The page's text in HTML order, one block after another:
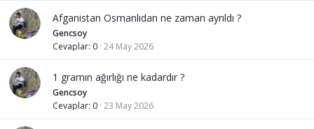
Afganistan Osmanlıdan ne zaman ayrıldı ?
Gencsoy
Cevaplar 0 24 May 2026
1 gramın ağırlığı ne kadardır ?
Gencsoy
Cevaplar 0 23 May 2026